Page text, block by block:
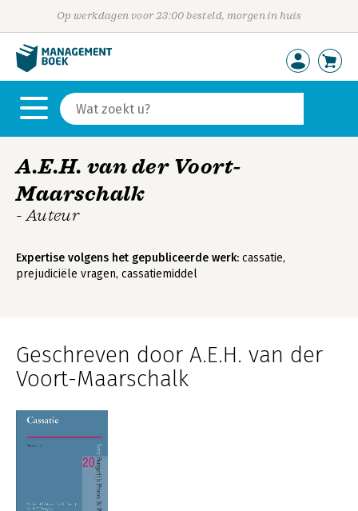
Op werkdagen voor 23:00 besteld, morgen in huis
A.E.H. van der Voort-
Maarschalk
- Auteur
Expertise volgens het gepubliceerde werk: cassatie,
prejudiciële vragen, cassatiemiddel
Geschreven door A.E.H. van der
Voort-Maarschalk